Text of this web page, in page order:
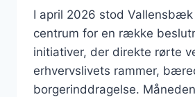
I april 2026 stod Vallensbæk
centrum for en række
initiativer, der direkte rørte
erhvervslivets rammer,
borgerinddragelse.